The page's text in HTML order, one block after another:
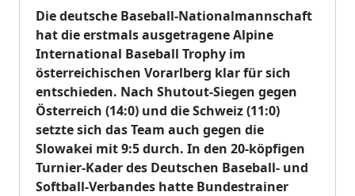
Die deutsche Baseball-Nationalmannschaft
hat die erstmals ausgetragene Alpine
International Baseball Trophy im
österreichischen Vorarlberg klar für sich
entschieden. Nach Shutout-Siegen gegen
Österreich (14:0) und die Schweiz (11:0)
setzte sich das Team auch gegen die
Slowakei mit 9:5 durch. In den 20-köpfigen
Turnier-Kader des Deutschen Baseball- und
Softball-Verbandes hatte Bundestrainer